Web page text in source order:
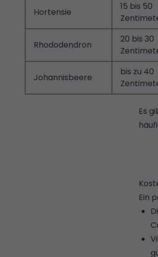
Hortensie
15 bis 50
Rhododendron
20 bis 30
Johannisbeere
bis zu 40
Es
Ein